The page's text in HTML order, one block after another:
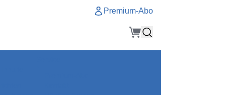
Premium-Abo